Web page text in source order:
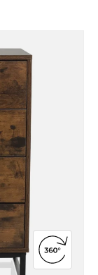
360°-